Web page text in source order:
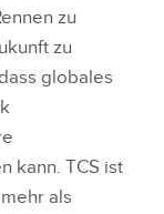
zu
zu
globales
kann. TCS ist
als